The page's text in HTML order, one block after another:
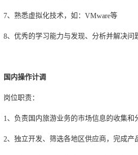
7、熟悉虚拟化技术，如：VMware等
8、优秀的学习能力与发现、分析并解决
国内操作计调
岗位职责：
1、负责国内旅游业务的市场信息的收集和
2、独立开发、筛选各地区供应商，完成